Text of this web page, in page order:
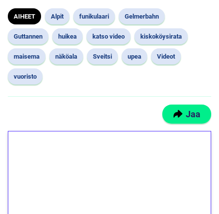
AIHEET Alpit funikulaari Gelmerbahn
Guttannen huikea katso video kiskoköysirata
maisema näköala Sveitsi upea Videot
vuoristo
Jaa